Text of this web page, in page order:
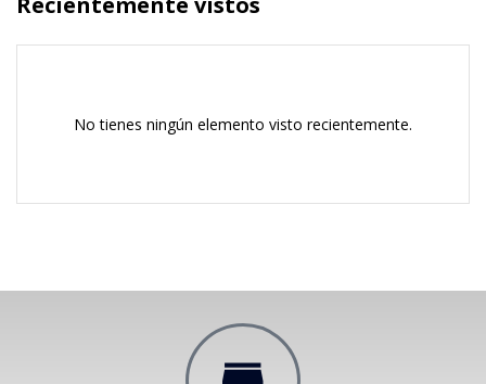
No tienes ningún elemento visto recientemente.